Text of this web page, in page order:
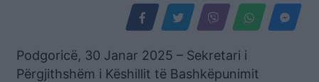
Podgoricë, 30 Janar 2025 – Sekretari i
Përgjithshëm i Këshillit të Bashkëpunimit